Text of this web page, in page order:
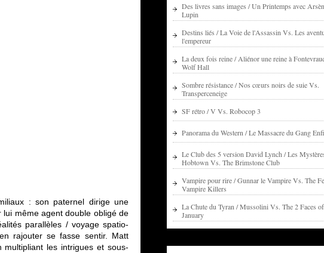
: son paternel dirige une
même agent double obligé de
parallèles / voyage spatio-
rajouter se fasse sentir. Matt
les intrigues et sous-
Des livres sans images / Un Printemps avec
Lupin
Destins liés / La Voie de l'Assassin Vs. Les
l'empereur
La deux fois reine / Aliénor une reine à
Wolf Hall
Sombre résistance / Nos cœurs noirs de suie Vs.
Transperceneige
SF rétro / V Vs. Robocop 3
Panorama du Western / Le Massacre du Gang
Le Club des 5 version David Lynch / Les
Hobtown Vs. The Brimstone Club
Vampire pour rire / Gunnar le Vampire Vs. The
Vampire Killers
La Chute du Tyran / Mussolini Vs. The 2 Faces of
January